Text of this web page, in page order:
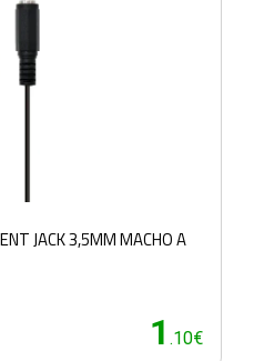
JACK 3,5MM MACHO A
1 .10€